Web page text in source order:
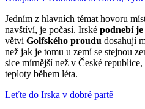
Jedním z hlavních témat hovoru
navštíví, je počasí. Irské podnebí
větvi Golfského proudu dosahují
než jak je tomu u zemí se stejnou
sice mírnější než v České
teploty během léta.
Leťte do Irska v dobré partě